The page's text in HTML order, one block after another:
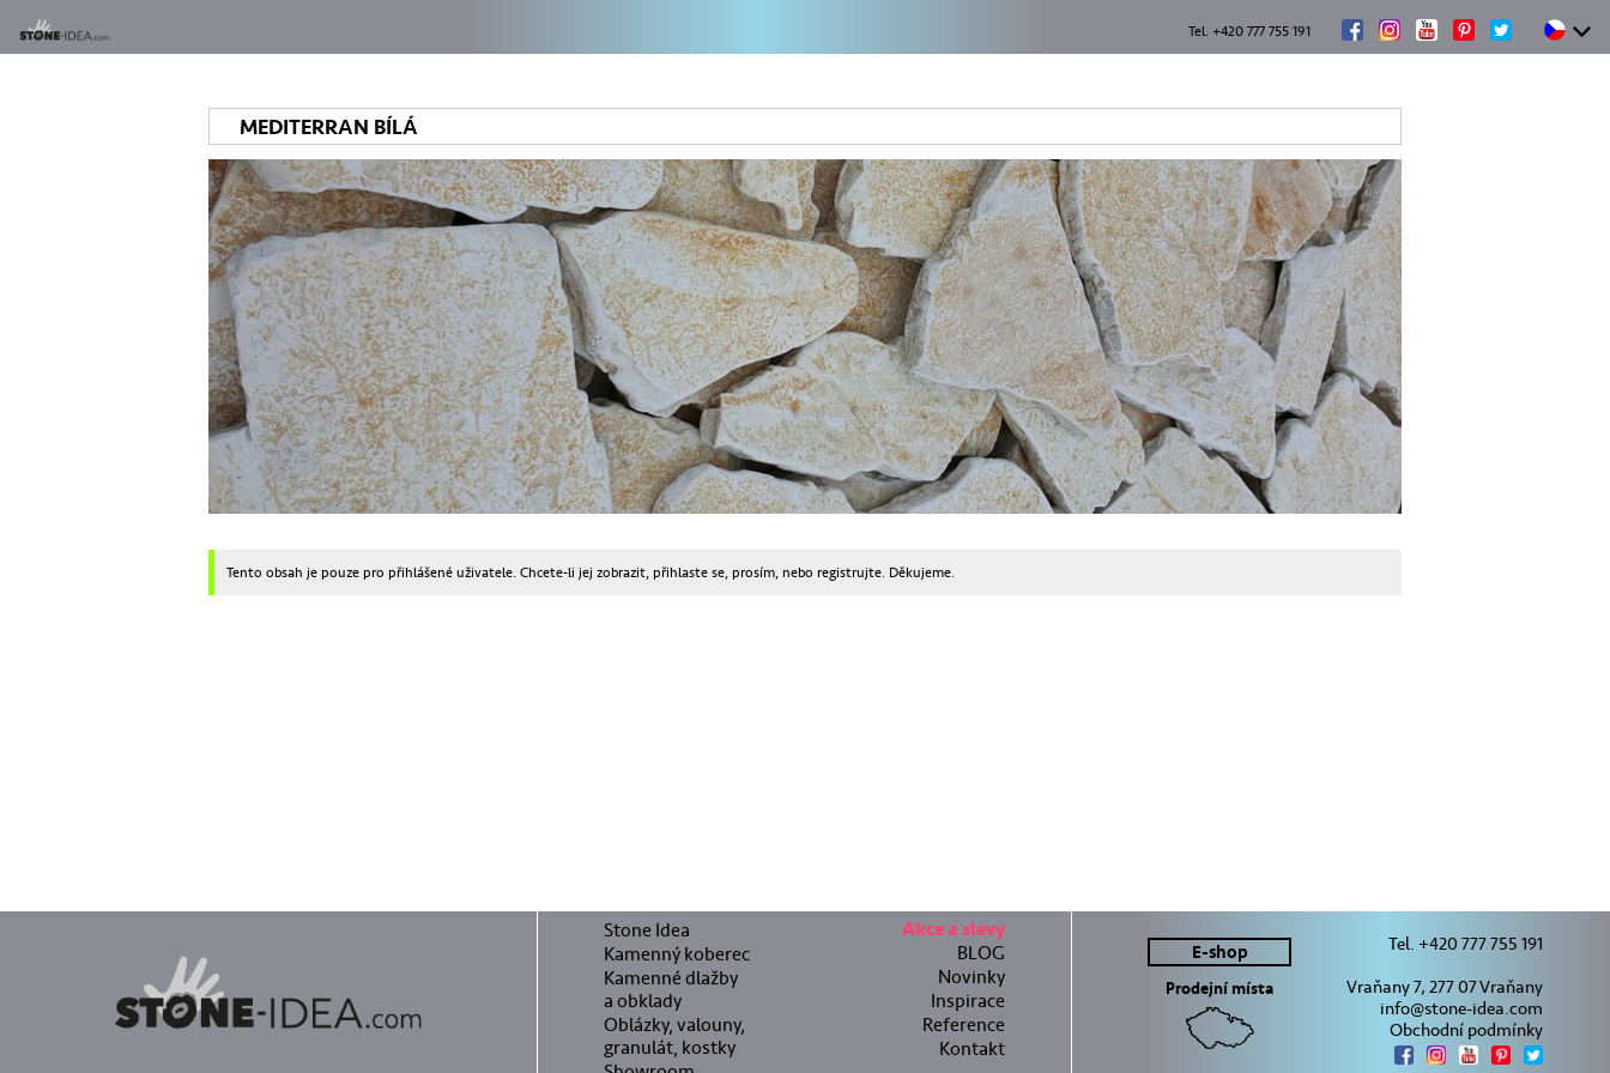
Tel. +420 777 755 191
MEDITERRAN BÍLÁ
Tento obsah je pouze pro přihlášené uživatele. Chcete-li jej zobrazit, přihlaste se, prosím, nebo registrujte. Děkujeme.
Stone Idea
Kamenný koberec
Kamenné dlažby
a obklady
Oblázky, valouny,
granulát, kostky
Akce a slevy
BLOG
Novinky
Inspirace
Reference
Kontakt
E-shop
Prodejní místa
Tel. +420 777 755 191
Vraňany 7, 277 07 Vraňany
info@stone-idea.com
Obchodní podmínky